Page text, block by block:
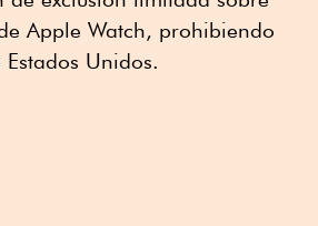
Apple Watch, prohibiendo
Unidos.